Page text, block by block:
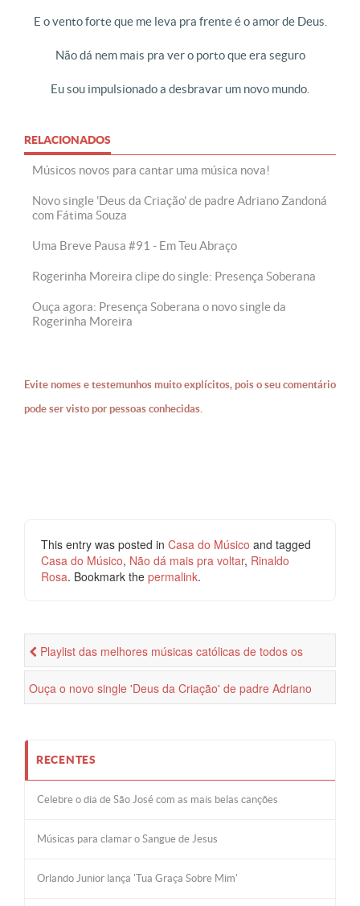
E o vento forte que me leva pra frente é o amor de Deus.
Não dá nem mais pra ver o porto que era seguro
Eu sou impulsionado a desbravar um novo mundo.
RELACIONADOS
Músicos novos para cantar uma música nova!
Novo single 'Deus da Criação' de padre Adriano Zandoná
com Fátima Souza
Uma Breve Pausa #91 - Em Teu Abraço
Rogerinha Moreira clipe do single: Presença Soberana
Ouça agora: Presença Soberana o novo single da
Rogerinha Moreira
Evite nomes e testemunhos muito explícitos, pois o seu comentário
pode ser visto por pessoas conhecidas.
This entry was posted in Casa do Músico and tagged
Casa do Músico, Não dá mais pra voltar, Rinaldo
Rosa. Bookmark the permalink.
Playlist das melhores músicas católicas de todos os
tempos
Ouça o novo single 'Deus da Criação' de padre Adriano
RECENTES
Celebre o dia de São José com as mais belas canções
Músicas para clamar o Sangue de Jesus
Orlando Junior lança 'Tua Graça Sobre Mim'